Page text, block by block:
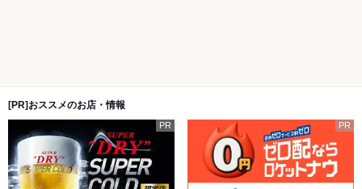
[PR]おススメのお店・情報
PR PR